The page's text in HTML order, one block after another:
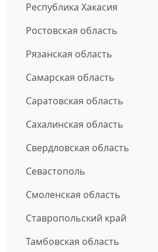
Республика Хакасия
Ростовская область
Рязанская область
Самарская область
Саратовская область
Сахалинская область
Свердловская область
Севастополь
Смоленская область
Ставропольский край
Тамбовская область